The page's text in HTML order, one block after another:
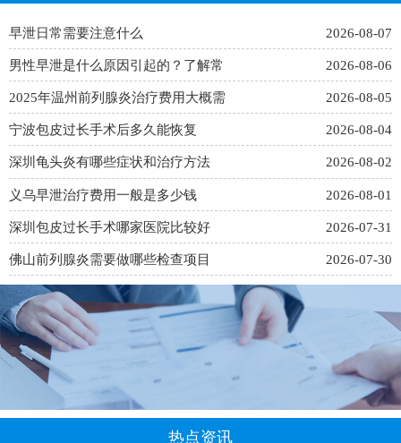
早泄日常需要注意什么 2026-08-07
男性早泄是什么原因引起的？了解常 2026-08-06
2025年温州前列腺炎治疗费用大概需 2026-08-05
宁波包皮过长手术后多久能恢复 2026-08-04
深圳龟头炎有哪些症状和治疗方法 2026-08-02
义乌早泄治疗费用一般是多少钱 2026-08-01
深圳包皮过长手术哪家医院比较好 2026-07-31
佛山前列腺炎需要做哪些检查项目 2026-07-30
热点资讯